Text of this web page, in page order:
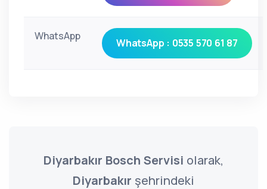
WhatsApp
WhatsApp : 0535 570 61 87
Diyarbakır Bosch Servisi olarak,
Diyarbakır şehrindeki